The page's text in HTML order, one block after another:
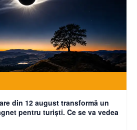
din 12 august transformă un
pentru turiști. Ce se va vedea